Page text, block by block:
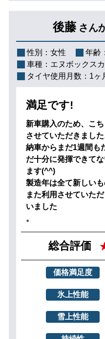
後藤 さん
性別： 女性 年齢：
車種： エヌボックス
タイヤ使用月数： 1ヶ
満足です!
新車購入のため、こ
させていただきました
納車からまだ1週間も
だ十分に発揮できて
ます(^^)
製造年は全て新しいも
また利用させていた
いました
。
総合評価
価格満足度
氷上性能
雪上性能